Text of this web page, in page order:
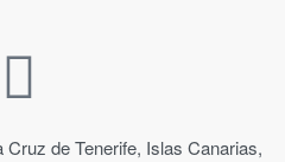
de Tenerife, Islas Canarias,